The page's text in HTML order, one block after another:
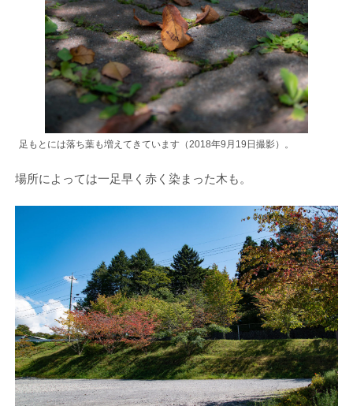
足もとには落ち葉も増えてきています（2018年9月19日撮影）。
場所によっては一足早く赤く染まった木も。